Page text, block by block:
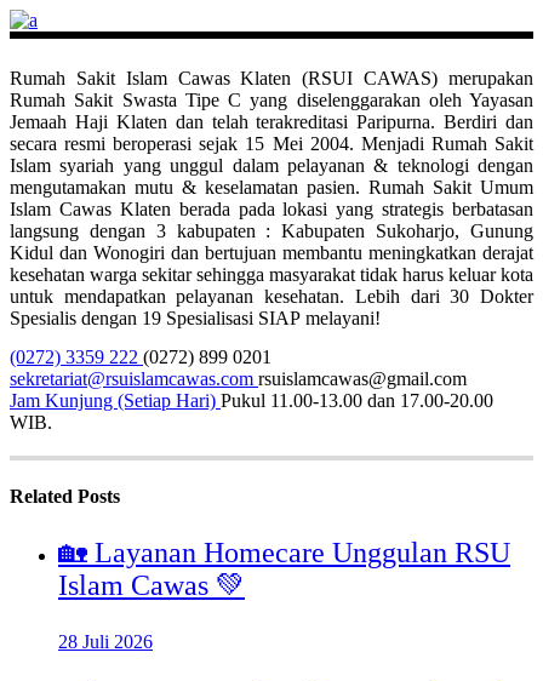
Rumah Sakit Islam Cawas Klaten (RSUI CAWAS) merupakan
Rumah Sakit Swasta Tipe C yang diselenggarakan oleh Yayasan
Jemaah Haji Klaten dan telah terakreditasi Paripurna. Berdiri dan
secara resmi beroperasi sejak 15 Mei 2004. Menjadi Rumah Sakit
Islam syariah yang unggul dalam pelayanan & teknologi dengan
mengutamakan mutu & keselamatan pasien. Rumah Sakit Umum
Islam Cawas Klaten berada pada lokasi yang strategis berbatasan
langsung dengan 3 kabupaten : Kabupaten Sukoharjo, Gunung
Kidul dan Wonogiri dan bertujuan membantu meningkatkan derajat
kesehatan warga sekitar sehingga masyarakat tidak harus keluar kota
untuk mendapatkan pelayanan kesehatan. Lebih dari 30 Dokter
Spesialis dengan 19 Spesialisasi SIAP melayani!
(0272) 3359 222 (0272) 899 0201
sekretariat@rsuislamcawas.com rsuislamcawas@gmail.com
Jam Kunjung (Setiap Hari) Pukul 11.00-13.00 dan 17.00-20.00
WIB.
Related Posts
🏡 Layanan Homecare Unggulan RSU
Islam Cawas 💚
28 Juli 2026